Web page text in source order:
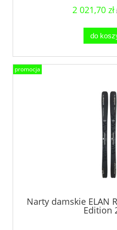
2 021,70 zł
do
Narty damskie ELAN
Edition
promocja